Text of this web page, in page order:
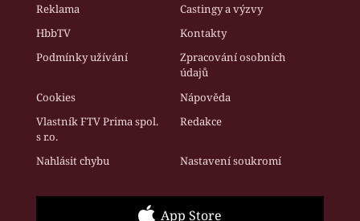
Reklama
Castingy a výzvy
HbbTV
Kontakty
Podmínky užívání
Zpracování osobních
údajů
Cookies
Nápověda
Vlastník FTV Prima spol.
s r.o.
Redakce
Nahlásit chybu Nastavení soukromí
App Store